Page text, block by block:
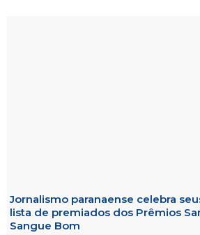
Jornalismo paranaense celebra
lista de premiados dos Prêmios
Sangue Bom